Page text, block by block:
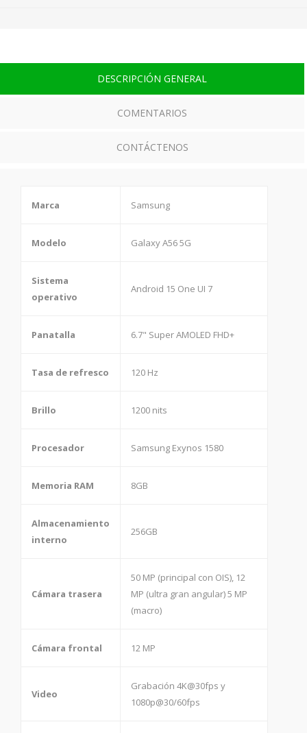
DESCRIPCIÓN GENERAL
COMENTARIOS
CONTÁCTENOS
Marca Samsung
Modelo Galaxy A56 5G
Sistema
operativo
Android 15 One UI 7
Panatalla 6.7" Super AMOLED FHD+
Tasa de refresco 120 Hz
Brillo 1200 nits
Procesador Samsung Exynos 1580
Memoria RAM 8GB
Almacenamiento
interno
256GB
Cámara trasera
50 MP (principal con OIS), 12
MP (ultra gran angular) 5 MP
(macro)
Cámara frontal 12 MP
Video
Grabación 4K@30fps y
1080p@30/60fps